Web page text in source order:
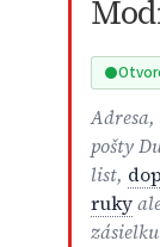
pošty
list,
ruky